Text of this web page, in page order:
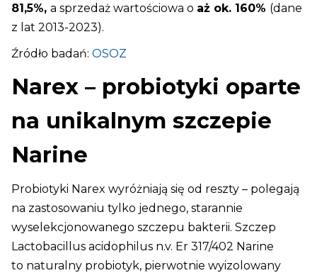
81,5%, a sprzedaż wartościowa o aż ok. 160% (dane
z lat 2013-2023).
Źródło badań: OSOZ
Narex – probiotyki oparte
na unikalnym szczepie
Narine
Probiotyki Narex wyróżniają się od reszty – polegają
na zastosowaniu tylko jednego, starannie
wyselekcjonowanego szczepu bakterii. Szczep
Lactobacillus acidophilus n.v. Er 317/402 Narine
to naturalny probiotyk, pierwotnie wyizolowany